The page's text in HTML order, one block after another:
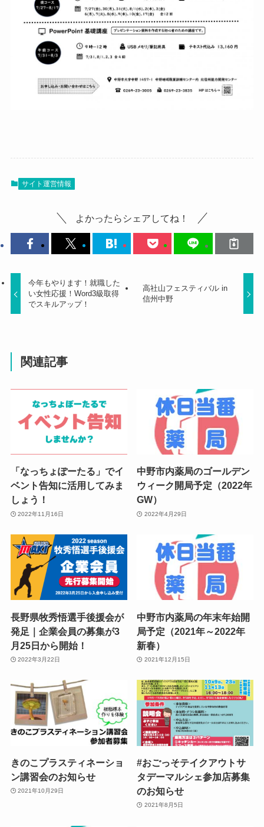
サイト運営情報
よかったらシェアしてね！
今年もやります！就職した
い女性応援！Word3級取得
でスキルアップ！
高社山フェスティバル in
信州中野
関連記事
「なっちょぽーたる」でイ
ベント告知に活用してみま
しょう！
2022年11月16日
中野市内薬局のゴールデン
ウィーク開局予定（2022年
GW）
2022年4月29日
長野県牧秀悟選手後援会が
発足｜企業会員の募集が3
月25日から開始！
2022年3月22日
中野市内薬局の年末年始開
局予定（2021年～2022年
新春）
2021年12月15日
きのこプラスティネーショ
ン講習会のお知らせ
2021年10月29日
#おごっそテイクアウトサ
タデーマルシェ参加店募集
のお知らせ
2021年8月5日